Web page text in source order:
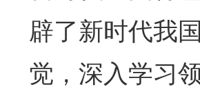
辟了新时代我
觉，深入学习